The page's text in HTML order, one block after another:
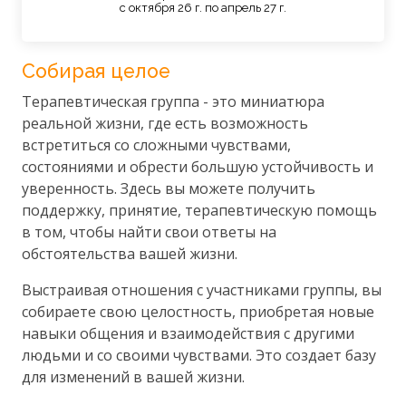
с октября 26 г. по апрель 27 г.
Собирая целое
Терапевтическая группа - это миниатюра
реальной жизни, где есть возможность
встретиться со сложными чувствами,
состояниями и обрести большую устойчивость и
уверенность. Здесь вы можете получить
поддержку, принятие, терапевтическую помощь
в том, чтобы найти свои ответы на
обстоятельства вашей жизни.
Выстраивая отношения с участниками группы, вы
собираете свою целостность, приобретая новые
навыки общения и взаимодействия с другими
людьми и со своими чувствами. Это создает базу
для изменений в вашей жизни.